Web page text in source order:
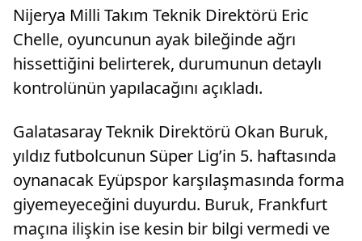
Nijerya Milli Takım Teknik Direktörü Eric
Chelle, oyuncunun ayak bileğinde ağrı
hissettiğini belirterek, durumunun detaylı
kontrolünün yapılacağını açıkladı.
Galatasaray Teknik Direktörü Okan Buruk,
yıldız futbolcunun Süper Lig’in 5. haftasında
oynanacak Eyüpspor karşılaşmasında forma
giyemeyeceğini duyurdu. Buruk, Frankfurt
maçına ilişkin ise kesin bir bilgi vermedi ve